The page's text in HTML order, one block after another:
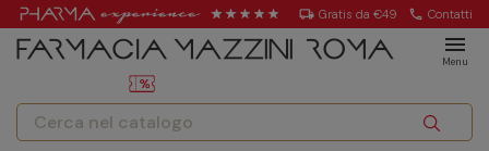
local_shipping Gratis da €49 call Contatti
menu
Menu